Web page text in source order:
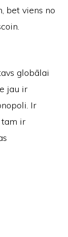
bet viens no
globālai
jau ir
Ir
tam ir